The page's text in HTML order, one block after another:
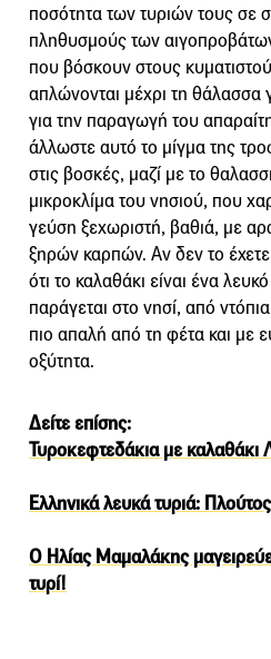
ποσότητα των τυριών τους σε
πληθυσμούς των
που βόσκουν στους
απλώνονται μέχρι τη θάλασσα
για την παραγωγή του
άλλωστε αυτό το μίγμα της
στις βοσκές, μαζί με το
μικροκλίμα του νησιού, που
γεύση ξεχωριστή, βαθιά, με
ξηρών καρπών. Αν δεν το
ότι το καλαθάκι είναι ένα
παράγεται στο νησί, από
πιο απαλή από τη φέτα και με
οξύτητα.
Δείτε επίσης:
Τυροκεφτεδάκια με καλαθάκι
Ελληνικά λευκά τυριά:
Ο Ηλίας Μαμαλάκης
τυρί!